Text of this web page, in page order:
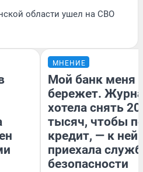
области ушел на СВО
МНЕНИЕ
Мой банк меня
бережет.
хотела снять
тысяч, чтобы
кредит, — к
приехала
безопасности